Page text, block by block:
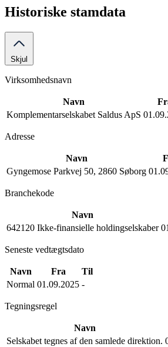
Historiske stamdata
Skjul
Virksomhedsnavn
Navn
Komplementarselskabet Saldus ApS
Adresse
Navn
Gyngemose Parkvej 50, 2860 Søborg
Branchekode
Navn
642120 Ikke-finansielle holdingselskaber
Seneste vedtægtsdato
Navn Fra
Til
Normal 01.09.2025 -
Tegningsregel
Navn
Selskabet tegnes af den samlede direktion.